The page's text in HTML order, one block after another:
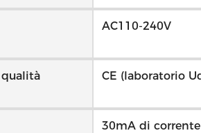
AC110-240V
CE (laboratorio
30mA di